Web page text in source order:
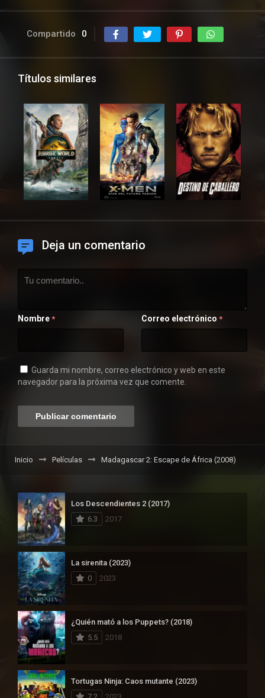
Compartido 0
Títulos similares
Deja un comentario
Nombre * Correo electrónico *
Guarda mi nombre, correo electrónico y web en este
navegador para la próxima vez que comente.
Inicio Películas Madagascar 2: Escape de África (2008)
Los Descendientes 2 (2017)
6.3
2017
La sirenita (2023)
0
2023
¿Quién mató a los Puppets? (2018)
5.5
2018
Tortugas Ninja: Caos mutante (2023)